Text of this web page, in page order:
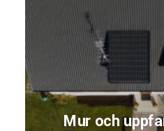
Mur och